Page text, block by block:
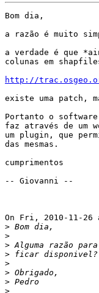
Bom dia,
a razão é muito
a verdade é que
colunas em
http://
existe uma patch,
Portanto o
faz através de um
um plugin, que
das mesmas.
cumprimentos
-- Giovanni --
On Fri, 2010-11-26
>
>
>
>
>
>
>
>